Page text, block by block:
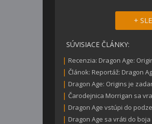
+
SÚVISIACE ČLÁNKY:
| Recenzia: Dragon Age:
| Článok: Reportáž: Dragon
| Dragon Age: Origins je
| Čarodejnica Morrigan sa
| Dragon Age vstúpi do
| Dragon Age sa vráti do